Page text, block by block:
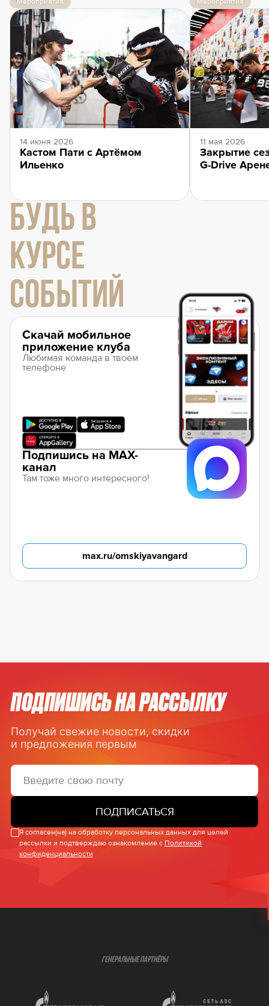
14 июня 2026
Кастом Пати с Артёмом
Ильенко
11 мая 2026
Закрытие
G-Drive
БУДЬ В
КУРСЕ
СОБЫТИЙ
Скачай мобильное
приложение клуба
Любимая команда в твоем
телефоне
Подпишись на MAX-
канал
Там тоже много интересного!
max.ru/omskiyavangard
ПОДПИШИСЬ НА РАССЫЛКУ
Получай свежие новости, скидки
и предложения первым
ПОДПИСАТЬСЯ
Я согласен(на) на обработку персональных данных для целей
рассылки и подтверждаю ознакомление с Политикой
конфиденциальности
ГЕНЕРАЛЬНЫЕ ПАРТНЁРЫ